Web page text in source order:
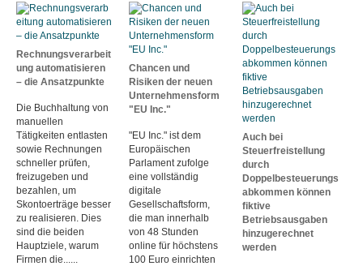
Rechnungsverarbeit
ung automatisieren
– die Ansatzpunkte
Die Buchhaltung von
manuellen
Tätigkeiten entlasten
sowie Rechnungen
schneller prüfen,
freizugeben und
bezahlen, um
Skontoerträge besser
zu realisieren. Dies
sind die beiden
Hauptziele, warum
Firmen die......
Chancen und
Risiken der neuen
Unternehmensform
"EU Inc."
"EU Inc." ist dem
Europäischen
Parlament zufolge
eine vollständig
digitale
Gesellschaftsform,
die man innerhalb
von 48 Stunden
online für höchstens
100 Euro einrichten
Auch bei
Steuerfreistellung
durch
Doppelbesteuerungs
abkommen können
fiktive
Betriebsausgaben
hinzugerechnet
werden